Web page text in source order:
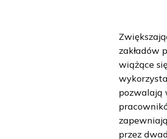
zakładów
wiążące
pozwalają
przez